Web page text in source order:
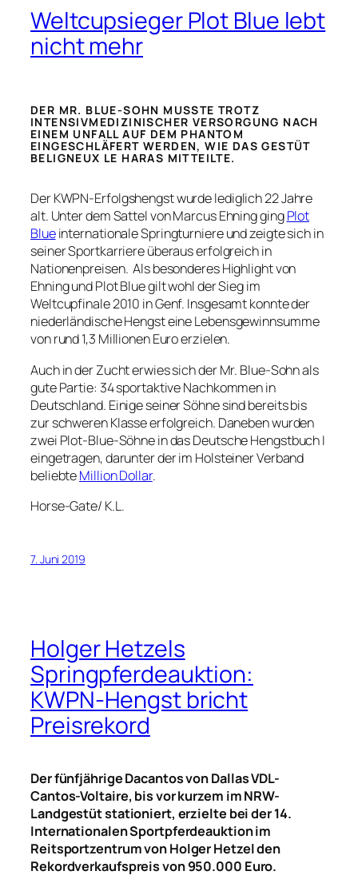
Weltcupsieger Plot Blue lebt
nicht mehr
DER MR. BLUE-SOHN MUSSTE TROTZ
INTENSIVMEDIZINISCHER VERSORGUNG NACH
EINEM UNFALL AUF DEM PHANTOM
EINGESCHLÄFERT WERDEN, WIE DAS GESTÜT
BELIGNEUX LE HARAS MITTEILTE.
Der KWPN-Erfolgshengst wurde lediglich 22 Jahre
alt. Unter dem Sattel von Marcus Ehning gingPlot
Blueinternationale Springturniere und zeigte sich in
seiner Sportkarriere überaus erfolgreich in
Nationenpreisen. Als besonderes Highlight von
Ehning und Plot Blue gilt wohl der Sieg im
Weltcupfinale 2010 in Genf. Insgesamt konnte der
niederländische Hengst eine Lebensgewinnsumme
von rund 1,3 Millionen Euro erzielen.
Auch in der Zucht erwies sich der Mr. Blue-Sohn als
gute Partie: 34 sportaktive Nachkommen in
Deutschland. Einige seiner Söhne sind bereits bis
zur schweren Klasse erfolgreich. Daneben wurden
zwei Plot-Blue-Söhne in das Deutsche Hengstbuch I
eingetragen, darunter der im Holsteiner Verband
beliebteMillion Dollar.
Horse-Gate/ K.L.
7. Juni 2019
Holger Hetzels
Springpferdeauktion:
KWPN-Hengst bricht
Preisrekord
Der fünfjährige Dacantos von Dallas VDL-
Cantos-Voltaire, bis vor kurzem im NRW-
Landgestüt stationiert, erzielte bei der 14.
Internationalen Sportpferdeauktion im
Reitsportzentrum von Holger Hetzel den
Rekordverkaufspreis von 950.000 Euro.